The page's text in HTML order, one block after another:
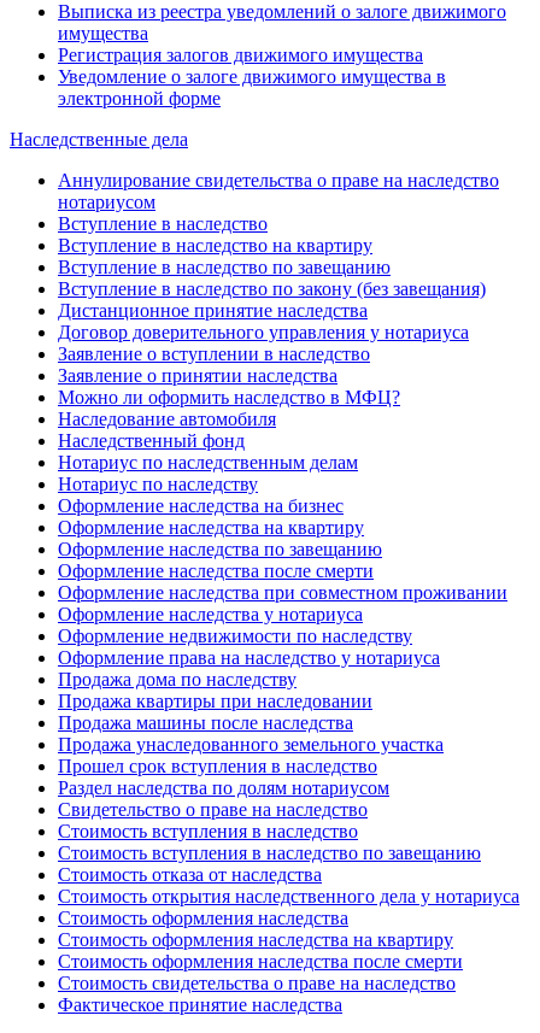
Выписка из реестра уведомлений о залоге движимого
имущества
Регистрация залогов движимого имущества
Уведомление о залоге движимого имущества в
электронной форме
Наследственные дела
Аннулирование свидетельства о праве на наследство
нотариусом
Вступление в наследство
Вступление в наследство на квартиру
Вступление в наследство по завещанию
Вступление в наследство по закону (без завещания)
Дистанционное принятие наследства
Договор доверительного управления у нотариуса
Заявление о вступлении в наследство
Заявление о принятии наследства
Можно ли оформить наследство в МФЦ?
Наследование автомобиля
Наследственный фонд
Нотариус по наследственным делам
Нотариус по наследству
Оформление наследства на бизнес
Оформление наследства на квартиру
Оформление наследства по завещанию
Оформление наследства после смерти
Оформление наследства при совместном проживании
Оформление наследства у нотариуса
Оформление недвижимости по наследству
Оформление права на наследство у нотариуса
Продажа дома по наследству
Продажа квартиры при наследовании
Продажа машины после наследства
Продажа унаследованного земельного участка
Прошел срок вступления в наследство
Раздел наследства по долям нотариусом
Свидетельство о праве на наследство
Стоимость вступления в наследство
Стоимость вступления в наследство по завещанию
Стоимость отказа от наследства
Стоимость открытия наследственного дела у нотариуса
Стоимость оформления наследства
Стоимость оформления наследства на квартиру
Стоимость оформления наследства после смерти
Стоимость свидетельства о праве на наследство
Фактическое принятие наследства